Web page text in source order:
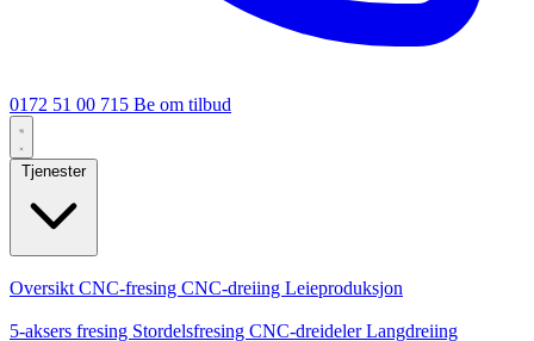
0172 51 00 715 Be om tilbud
Tjenester
Oversikt CNC-fresing CNC-dreiing Leieproduksjon
5-aksers fresing Stordelsfresing CNC-dreidelerLangdreiing